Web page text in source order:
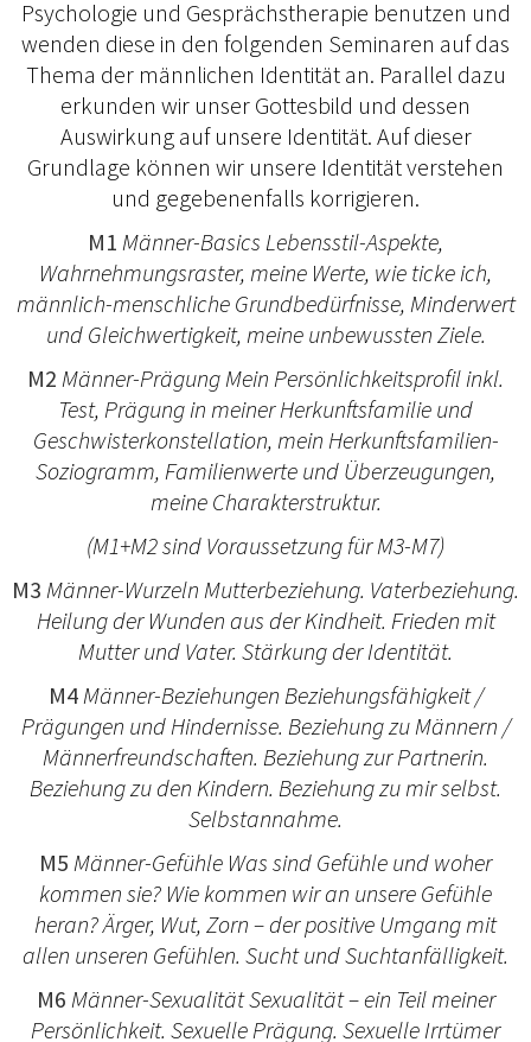
Psychologie und Gesprächstherapie benutzen und
wenden diese in den folgenden Seminaren auf das
Thema der männlichen Identität an. Parallel dazu
erkunden wir unser Gottesbild und dessen
Auswirkung auf unsere Identität. Auf dieser
Grundlage können wir unsere Identität verstehen
und gegebenenfalls korrigieren.
M1 Männer-Basics Lebensstil-Aspekte,
Wahrnehmungsraster, meine Werte, wie ticke ich,
männlich-menschliche Grundbedürfnisse, Minderwert
und Gleichwertigkeit, meine unbewussten Ziele.
M2 Männer-Prägung Mein Persönlichkeitsprofil inkl.
Test, Prägung in meiner Herkunftsfamilie und
Geschwisterkonstellation, mein Herkunftsfamilien-
Soziogramm, Familienwerte und Überzeugungen,
meine Charakterstruktur.
(M1+M2 sind Voraussetzung für M3-M7)
M3 Männer-Wurzeln Mutterbeziehung. Vaterbeziehung.
Heilung der Wunden aus der Kindheit. Frieden mit
Mutter und Vater. Stärkung der Identität.
M4 Männer-Beziehungen Beziehungsfähigkeit /
Prägungen und Hindernisse. Beziehung zu Männern /
Männerfreundschaften. Beziehung zur Partnerin.
Beziehung zu den Kindern. Beziehung zu mir selbst.
Selbstannahme.
M5 Männer-Gefühle Was sind Gefühle und woher
kommen sie? Wie kommen wir an unsere Gefühle
heran? Ärger, Wut, Zorn – der positive Umgang mit
allen unseren Gefühlen. Sucht und Suchtanfälligkeit.
M6 Männer-Sexualität Sexualität – ein Teil meiner
Persönlichkeit. Sexuelle Prägung. Sexuelle Irrtümer